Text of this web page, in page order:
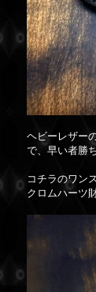
ヘビーレザー
で、早い者勝
コチラのワン
クロムハーツ